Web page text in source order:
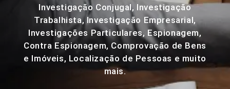
Investigação Conjugal, Investigação
Trabalhista, Investigação Empresarial,
Investigações Particulares, Espionagem,
Contra Espionagem, Comprovação de Bens
e Imóveis, Localização de Pessoas e muito
mais.